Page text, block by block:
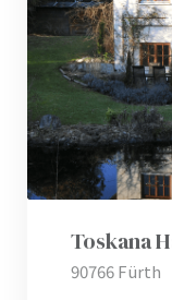
Toskana
90766 Fürth